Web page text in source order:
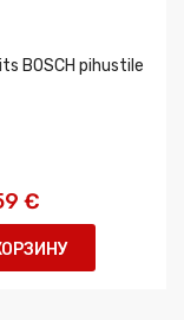
BOSCH pihustile
€